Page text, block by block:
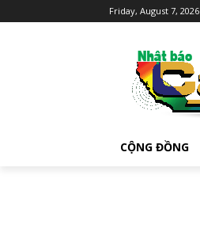
Friday, August 7, 2026
CỘNG ĐỒNG